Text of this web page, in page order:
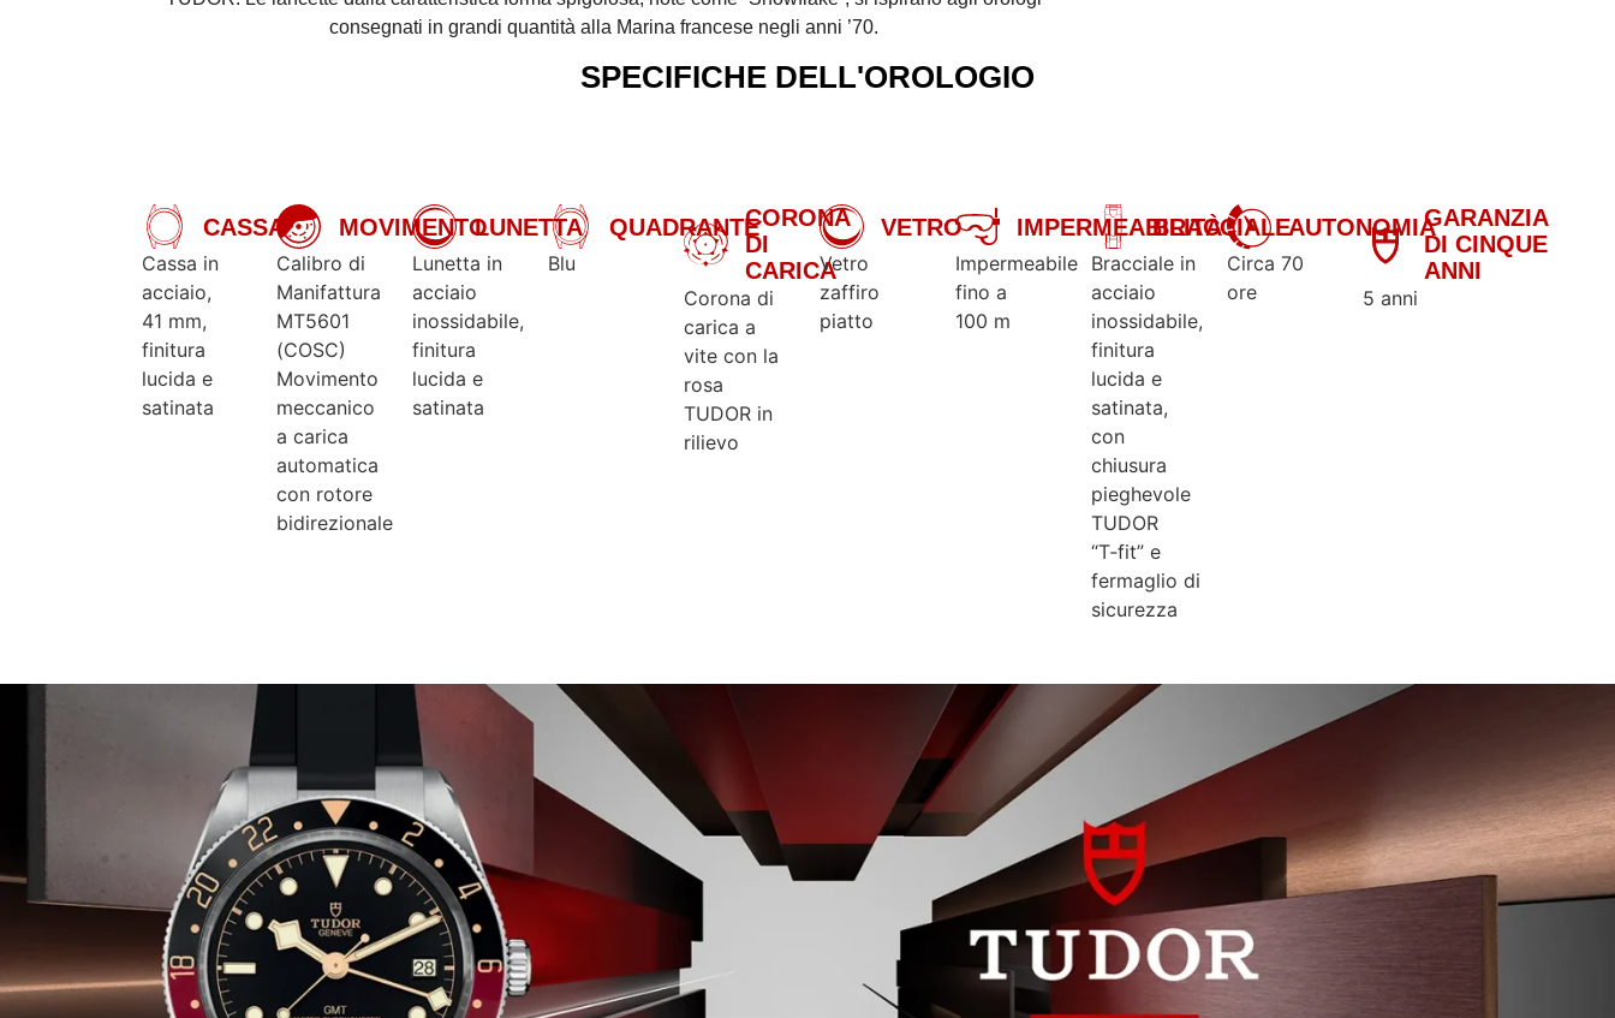
consegnati in grandi quantità alla Marina francese negli anni ’70.
SPECIFICHE DELL'OROLOGIO
CASSA
Cassa in
acciaio,
41 mm,
finitura
lucida e
satinata
MOVIMENTO
Calibro di
Manifattura
MT5601
(COSC)
Movimento
meccanico
a carica
automatica
con rotore
bidirezionale
LUNETTA
Lunetta in
acciaio
inossidabile,
finitura
lucida e
satinata
QUADRANTE
Blu
CORONA
DI
CARICA
Corona di
carica a
vite con la
rosa
TUDOR in
rilievo
VETRO
Vetro
zaffiro
piatto
IMPERMEABILITÀ
Impermeabile
fino a
100 m
BRACCIALE
Bracciale in
acciaio
inossidabile,
finitura
lucida e
satinata,
con
chiusura
pieghevole
TUDOR
“T‑fit” e
fermaglio di
sicurezza
AUTONOMIA
Circa 70
ore
GARANZIA
DI CINQUE
ANNI
5 anni